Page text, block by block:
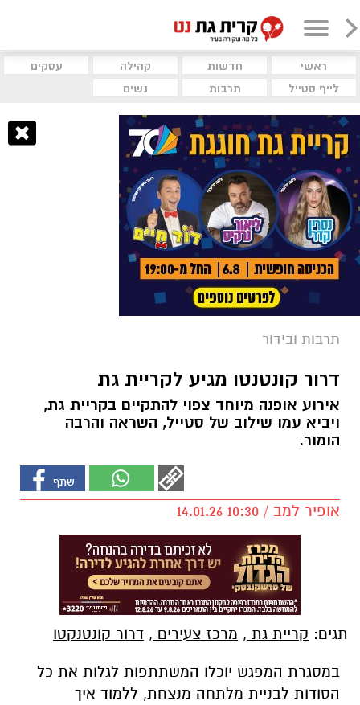
ראשי חדשות קהילה
עסקים
לייף סטייל
תרבות נשים
תרבות ובידור
דרור קונטנטו מגיע לקריית גת
אירוע אופנה מיוחד צפוי להתקיים בקריית גת,
ויביא עמו שילוב של סטייל, השראה והרבה
הומור.
אופיר למב / 10:30 14.01.26
תגים: קריית גת , מרכז צעירים , דרור קונטנקטו
במסגרת המפגש יוכלו המשתתפות לגלות את כל
הסודות לבניית מלתחה מנצחת, ללמוד איך